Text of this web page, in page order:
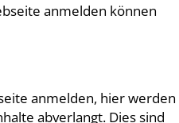
anmelden können
anmelden, hier werden
abverlangt. Dies sind